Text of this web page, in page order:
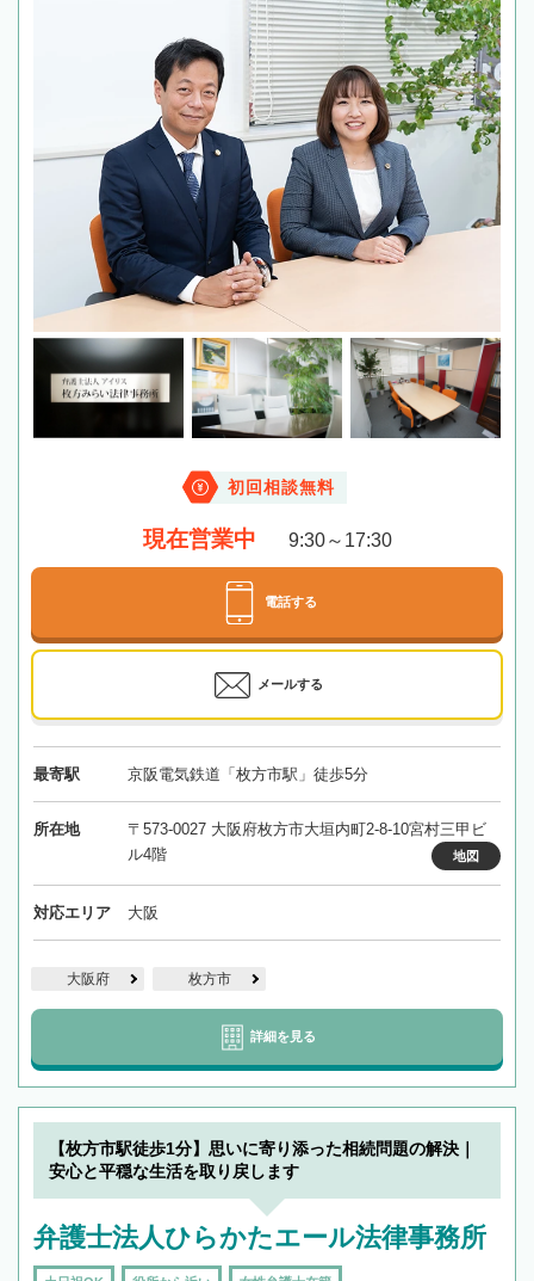
初回相談無料
現在営業中 9:30～17:30
電話する
メールする
最寄駅 京阪電気鉄道「枚方市駅」徒歩5分
所在地
〒573-0027 大阪府枚方市大垣内町2-8-10宮村三甲ビ
ル4階
地図
対応エリア 大阪
大阪府 枚方市
詳細を見る
【枚方市駅徒歩1分】思いに寄り添った相続問題の解決｜
安心と平穏な生活を取り戻します
弁護士法人ひらかたエール法律事務所